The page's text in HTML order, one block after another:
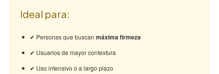
Ideal para:
✔ Personas que buscan máxima firmeza
✔ Usuarios de mayor contextura
✔ Uso intensivo o a largo plazo